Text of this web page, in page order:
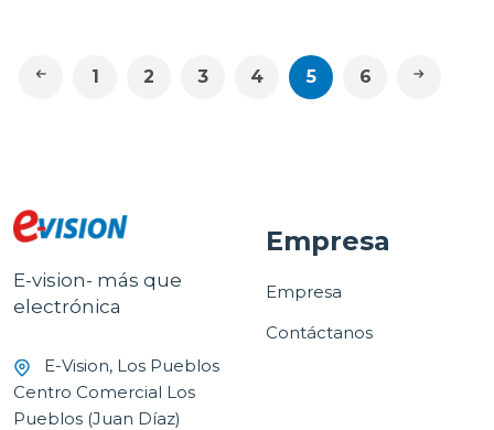
1 2 3 4 5 6
E-vision- más que
electrónica
E-Vision, Los Pueblos
Centro Comercial Los
Pueblos (Juan Díaz)
Empresa
Empresa
Contáctanos